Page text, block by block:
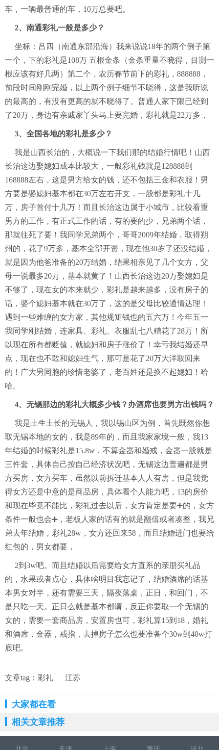
车，一辆最普通的车，10万总要吧。
2、南通彩礼一般是多少？
坐标：吕四（南通东部沿海）我来说说18年的两个例子第
一个，下的彩礼是108万 五根金条（金条重量不晓得，目测一
根应该有好几两）第二个，农历春节前下的彩礼，888888，
前段时间刚刚完婚，以上两个例子细节不晓得，这是我听说
的最高的，有没有更高的就不晓得了。普通人家下限已经到
了20万，身边有亲戚家丫头马上要完婚，彩礼就是22万多，
3、全国各地的彩礼是多少？
我是山西长治的，大概说一下我们那的结婚行情吧！山西
长治这边娶媳妇成本比较大，一般彩礼钱就是128888到
168888左右，这是男方给女的钱，还不包括三金和衣服！男
方要是娶媳妇基本都在30万左右开支，一般都是彩礼十几
万，房子首付十几万！而且长治这边属于小城市，比较看重
男方的工作，有正式工作的话，有的要的少，兄弟两个话，
那就往死了要！我同学兄弟两个，哥哥2009年结婚，取得朔
州的，花了9万多，基本全部开资，现在他30岁了还没结婚，
就是因为他爸准备的20万结婚，结果相亲见了几个女方，父
母一说最多20万，基本就黄了！山西长治这边20万娶媳妇是
不够了，现在女的本来就少，彩礼是越来越多，没有房子的
话，娶个媳妇基本就在30万了，这的是父母比较通情达理！
遇到一些难缠的女方家，其他规矩钱也的五六万！今年五一
我同学刚结婚，连家具、彩礼、衣服乱七八糟花了28万！所
以现在所有都贬值，就媳妇和房子涨价了！幸亏我结婚还早
点，现在也不敢和媳妇生气，那可是花了20万大洋取回来
的！广大男同胞的珍惜老婆了，老百姓还是换不起媳妇！哈
哈。
4、无锡那边的彩礼大概多少钱？办酒席也要男方出钱吗？
我是土生土长的无锡人，我以锡山区为例，首先既然你想
取无锡本地的女的，我是89年的，而且我家家境一般，我13
年结婚的时候彩礼是15.8w，不算金器和婚戒，金器一般就是
三件套，具体自己按自己经济状况吧，无锡这边普遍都是男
方买房，女方买车，虽然以前拆迁基本人人有房，但是我觉
得女方还是中意的是商品房，具体看个人能力吧，13的房价
和现在毕竟不能比，彩礼过去以后，女方肯定是要➕的，女方
条件一般也会➕，老板人家的话有的就是翻倍或者凑整，我兄
弟去年结婚，彩礼28w，女方还回来58，而且结婚进门也要给
红包的，男女都要，
2到3w吧。而且结婚以后需要给女方直系的亲朋买礼品
的，水果或者点心，具体啥明目我忘记了，结婚酒席的话基
本男女对半，还有需要三天，隔夜落桌，正日，和回门，不
是只吃一天。正日么就是基本都请，反正你要取一个无锡的
女的，需要一套商品房，安置房也可，彩礼算15到18，婚礼
和酒席，金器，戒指，去掉房子怎么也要准备个30w到40w打
底吧。
文章tag： 彩礼 江苏
大家都在看
相关文章推荐